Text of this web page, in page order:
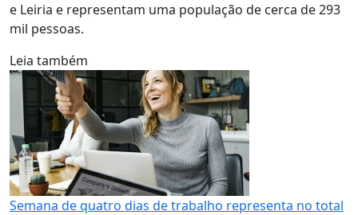
e Leiria e representam uma população de cerca de 293
mil pessoas.
Leia também
Semana de quatro dias de trabalho representa no total